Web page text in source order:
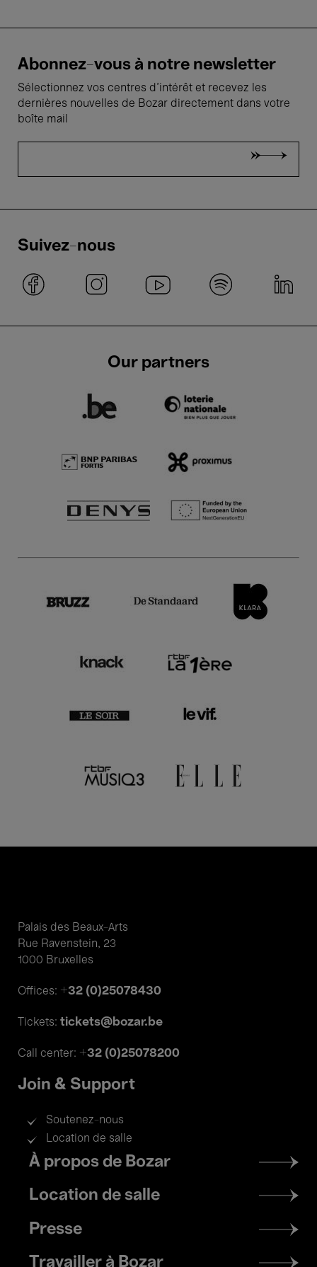
Abonnez-vous à notre newsletter
Sélectionnez vos centres d'intérêt et recevez les
dernières nouvelles de Bozar directement dans votre
boîte mail
Suivez-nous
Our partners
Palais des Beaux-Arts
Rue Ravenstein, 23
1000 Bruxelles
Offices: +32 (0)25078430
Tickets: tickets@bozar.be
Call center: +32 (0)25078200
Join & Support
Soutenez-nous
Location de salle
Footer
menu
À propos de Bozar
Location de salle
Presse
Travailler à Bozar